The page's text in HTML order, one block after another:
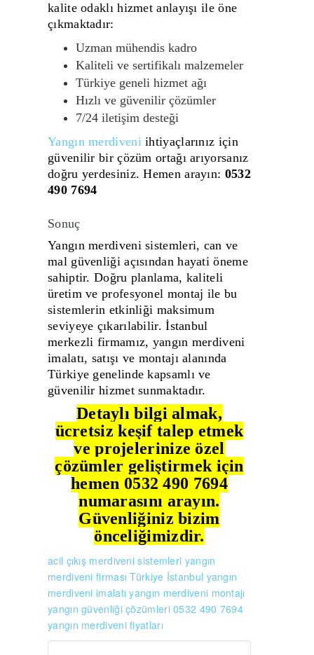
kalite odaklı hizmet anlayışı ile öne
çıkmaktadır:
Uzman mühendis kadro
Kaliteli ve sertifikalı malzemeler
Türkiye geneli hizmet ağı
Hızlı ve güvenilir çözümler
7/24 iletişim desteği
Yangın merdiveniihtiyaçlarınız için
güvenilir bir çözüm ortağı arıyorsanız
doğru yerdesiniz. Hemen arayın: 0532
490 7694
Sonuç
Yangın merdiveni sistemleri, can ve
mal güvenliği açısından hayati öneme
sahiptir. Doğru planlama, kaliteli
üretim ve profesyonel montaj ile bu
sistemlerin etkinliği maksimum
seviyeye çıkarılabilir.İstanbul
merkezli firmamız, yangın merdiveni
imalatı, satışı ve montajı alanında
Türkiye genelinde kapsamlı ve
güvenilir hizmet sunmaktadır.
Detaylı bilgi almak,
ücretsiz keşif talep etmek
ve projelerinize özel
çözümler geliştirmek için
hemen 0532 490 7694
numarasını arayın.
Güvenliğiniz bizim
önceliğimizdir.
acil çıkış merdiveni sistemleri yangın
merdiveni firması Türkiye İstanbul yangın
merdiveni imalatı yangın merdiveni montajı
yangın güvenliği çözümleri 0532 490 7694
yangın merdiveni fiyatları